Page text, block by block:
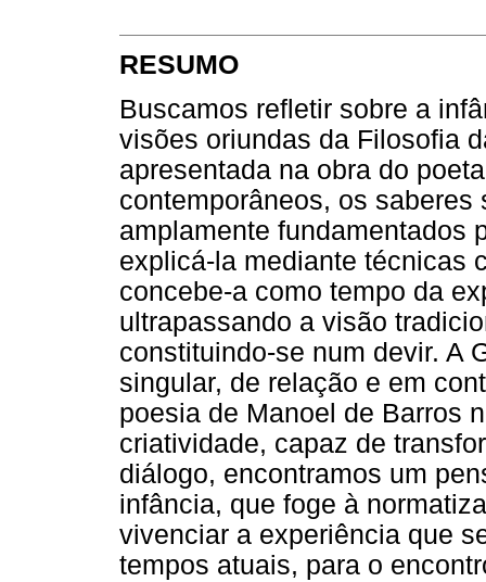
RESUMO
Buscamos refletir sobre a
visões oriundas da Filosofia
apresentada na obra do
contemporâneos, os
amplamente fundamentados
explicá-la mediante técnicas
concebe-a como tempo da
ultrapassando a visão
constituindo-se num devir. A
singular, de relação e em
poesia de Manoel de Barros
criatividade, capaz de
diálogo, encontramos um
infância, que foge à
vivenciar a experiência que
tempos atuais, para o